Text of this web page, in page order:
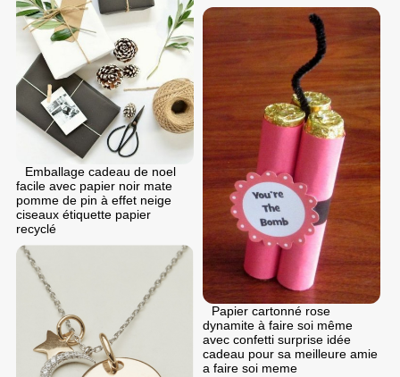
Emballage cadeau de noel
facile avec papier noir mate
pomme de pin à effet neige
ciseaux étiquette papier
recyclé
Papier cartonné rose
dynamite à faire soi même
avec confetti surprise idée
cadeau pour sa meilleure amie
a faire soi meme